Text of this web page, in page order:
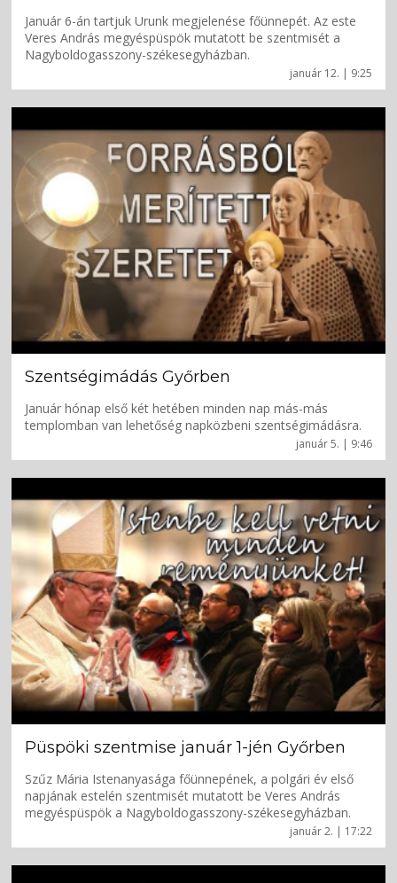
január 12. | 9:25
Január 6-án tartjuk Urunk megjelenése főünnepét. Az este
Veres András megyéspüspök mutatott be szentmisét a
Nagyboldogasszony-székesegyházban.
január 5. | 9:46
Szentségimádás Győrben
Január hónap első két hetében minden nap más-más
templomban van lehetőség napközbeni szentségimádásra.
január 2. | 17:22
Püspöki szentmise január 1-jén Győrben
Szűz Mária Istenanyasága főünnepének, a polgári év első
napjának estelén szentmisét mutatott be Veres András
megyéspüspök a Nagyboldogasszony-székesegyházban.